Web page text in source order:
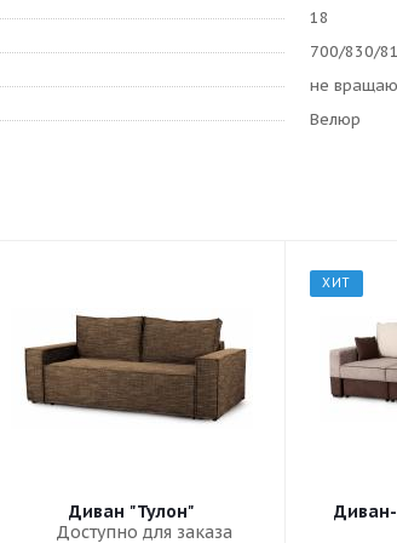
18
700/830/
не
Велюр
Диван "Тулон"
Доступно для заказа
ХИТ